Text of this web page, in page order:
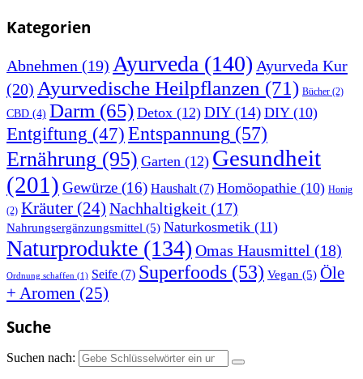
Kategorien
Abnehmen (19) Ayurveda (140) Ayurveda Kur
(20) Ayurvedische Heilpflanzen (71) Bücher (2)
CBD (4) Darm (65) Detox (12) DIY(14) DIY(10)
Entgiftung (47)Entspannung (57)
Ernährung (95) Garten (12) Gesundheit
(201) Gewürze (16) Haushalt(7) Homöopathie (10) Honig
(2) Kräuter (24) Nachhaltigkeit (17)
Nahrungsergänzungsmittel (5) Naturkosmetik (11)
Naturprodukte (134) Omas Hausmittel (18)
Ordnung schaffen (1) Seife (7) Superfoods (53) Vegan (5) Öle
+ Aromen (25)
Suche
Suchen nach: